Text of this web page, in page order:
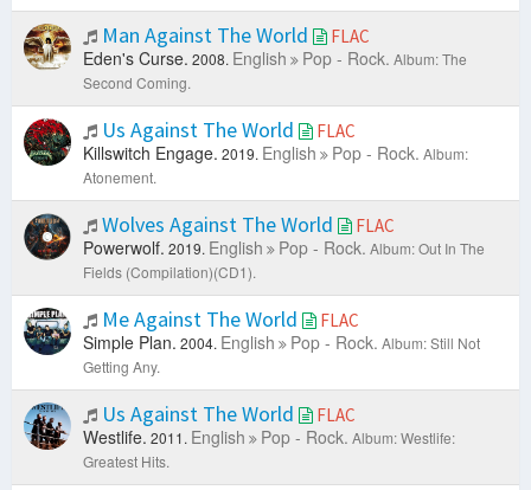
Man Against The World FLAC
Eden's Curse. 2008. English Pop - Rock. Album: The
Second Coming.
Us Against The World FLAC
Killswitch Engage. 2019. English Pop - Rock. Album:
Atonement.
Wolves Against The World FLAC
Powerwolf. 2019. English Pop - Rock. Album: Out In The
Fields (Compilation)(CD1).
Me Against The World FLAC
Simple Plan. 2004. English Pop - Rock. Album: Still Not
Getting Any.
Us Against The World FLAC
Westlife. 2011. English Pop - Rock. Album: Westlife:
Greatest Hits.